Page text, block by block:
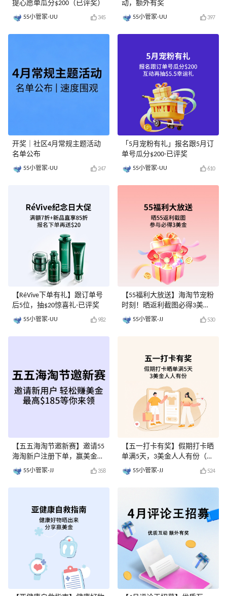
提心愿单瓜分$200（已评奖）
55小管家-UU 345
开奖｜社区4月常规主题活动
名单公布
55小管家-UU 247
【RéVive下单有礼】跟订单号
后5位，抽$20惊喜礼-已评奖
55小管家-UU 982
【五五海淘节邀新赛】邀请55
海淘新户注册下单，赢美金奖
励-已评奖
55小管家-JJ 358
动，额外有奖
55小管家-UU 397
「5月宠粉有礼」报名跟5月订
单号瓜分$200-已评奖
55小管家-UU 610
【55福利大放送】海淘节宠粉
时刻！晒返利截图必得3美金-
已评奖55小管家-JJ 530
【五一打卡有奖】假期打卡晒
单满5天，3美金人人有份（已
评奖）55小管家-JJ 524